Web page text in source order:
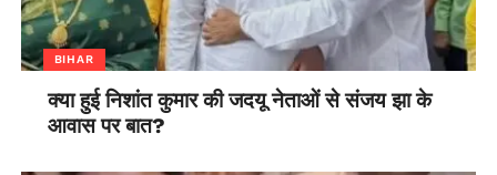
BIHAR
क्या हुई निशांत कुमार की जदयू नेताओं से संजय झा के
आवास पर बात?